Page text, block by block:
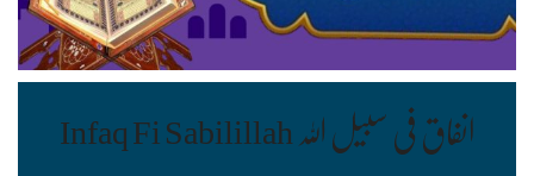
انفاق فی سبیل اللہ Infaq Fi Sabilillah